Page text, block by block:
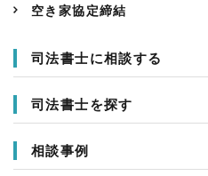
空き家協定締結
司法書士に相談する
司法書士を探す
相談事例